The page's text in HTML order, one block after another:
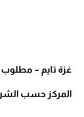
غزة تايم –
المركز حسب